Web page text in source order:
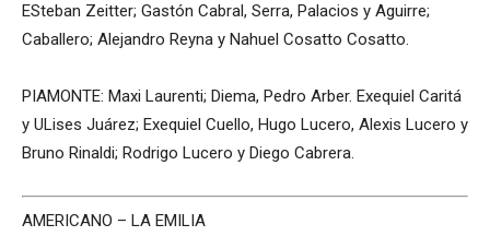
ESteban Zeitter; Gastón Cabral, Serra, Palacios y Aguirre;
Caballero; Alejandro Reyna y Nahuel Cosatto Cosatto.
PIAMONTE: Maxi Laurenti; Diema, Pedro Arber. Exequiel Caritá
y ULises Juárez; Exequiel Cuello, Hugo Lucero, Alexis Lucero y
Bruno Rinaldi; Rodrigo Lucero y Diego Cabrera.
AMERICANO – LA EMILIA